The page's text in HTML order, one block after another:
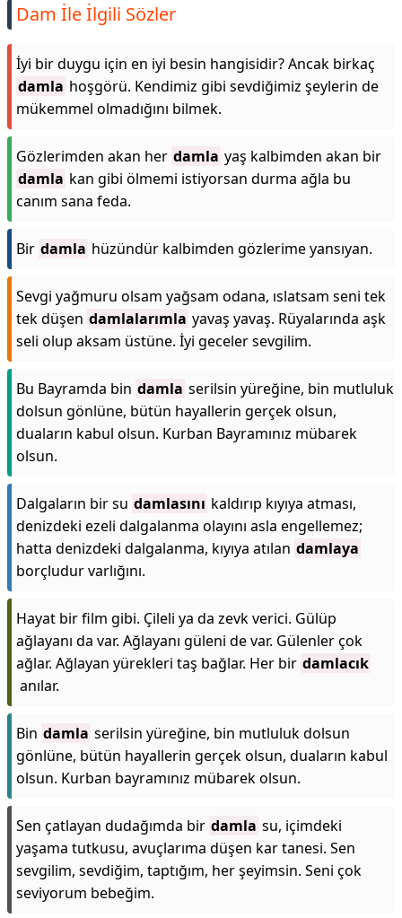
Dam İle İlgili Sözler
İyi bir duygu için en iyi besin hangisidir? Ancak birkaç
damla hoşgörü. Kendimiz gibi sevdiğimiz şeylerin de
mükemmel olmadığını bilmek.
Gözlerimden akan her damla yaş kalbimden akan bir
damla kan gibi ölmemi istiyorsan durma ağla bu
canım sana feda.
Bir damla hüzündür kalbimden gözlerime yansıyan.
Sevgi yağmuru olsam yağsam odana, ıslatsam seni tek
tek düşen damlalarımla yavaş yavaş. Rüyalarında aşk
seli olup aksam üstüne. İyi geceler sevgilim.
Bu Bayramda bin damla serilsin yüreğine, bin mutluluk
dolsun gönlüne, bütün hayallerin gerçek olsun,
duaların kabul olsun. Kurban Bayramınız mübarek
olsun.
Dalgaların bir su damlasını kaldırıp kıyıya atması,
denizdeki ezeli dalgalanma olayını asla engellemez;
hatta denizdeki dalgalanma, kıyıya atılan damlaya
borçludur varlığını.
Hayat bir film gibi. Çileli ya da zevk verici. Gülüp
ağlayanı da var. Ağlayanı güleni de var. Gülenler çok
ağlar. Ağlayan yürekleri taş bağlar. Her bir damlacık
anılar.
Bin damla serilsin yüreğine, bin mutluluk dolsun
gönlüne, bütün hayallerin gerçek olsun, duaların kabul
olsun. Kurban bayramınız mübarek olsun.
Sen çatlayan dudağımda bir damla su, içimdeki
yaşama tutkusu, avuçlarıma düşen kar tanesi. Sen
sevgilim, sevdiğim, taptığım, her şeyimsin. Seni çok
seviyorum bebeğim.